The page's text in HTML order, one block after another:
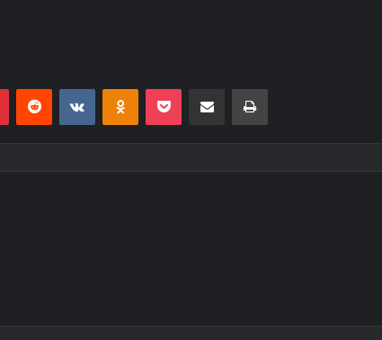
PinterestReddit VKontakteOdnoklassniki
Pocket E-Posta ile paylaş Yazdır